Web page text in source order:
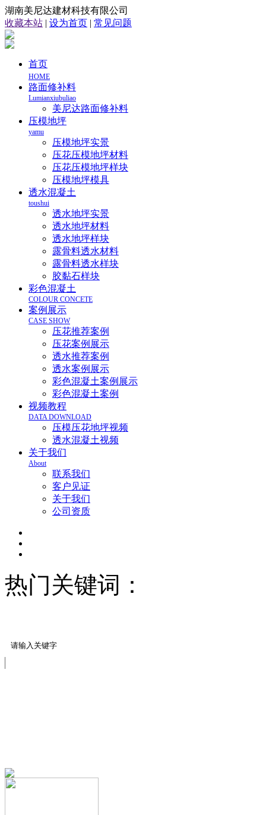
湖南美尼达建材科技有限公司
收藏本站 | 设为首页 | 常见问题
首页
HOME
路面修补料
Lumianxiubuliao
美尼达路面修补料
压模地坪
yamu
压模地坪实景
压花压模地坪材料
压花压模地坪样块
压模地坪模具
透水混凝土
toushui
透水地坪实景
透水地坪材料
透水地坪样块
露骨料透水材料
露骨料透水样块
胶黏石样块
彩色混凝土
COLOUR CONCETE
案例展示
CASE SHOW
压花推荐案例
压花案例展示
透水推荐案例
透水案例展示
彩色混凝土案例展示
彩色混凝土案例
视频教程
DATA DOWNLOAD
压模压花地坪视频
透水混凝土视频
关于我们
About
联系我们
客户见证
关于我们
公司资质
热门关键词：